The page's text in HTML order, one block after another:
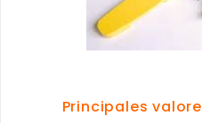
Principales